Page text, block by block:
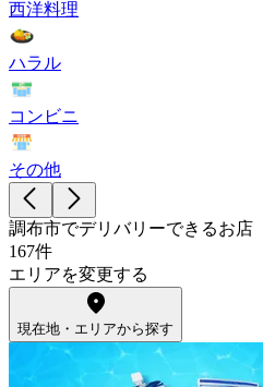
西洋料理
ハラル
コンビニ
その他
調布市でデリバリーできるお店
167件
エリアを変更する
現在地・エリアから探す